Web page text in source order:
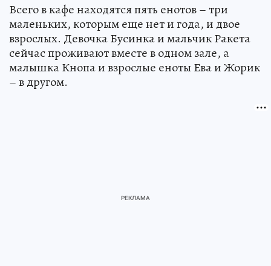
Всего в кафе находятся пять енотов – три
маленьких, которым еще нет и года, и двое
взрослых. Девочка Бусинка и мальчик Ракета
сейчас проживают вместе в одном зале, а
малышка Кнопа и взрослые еноты Ева и Жорик
– в другом.